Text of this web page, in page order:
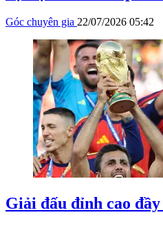
Góc chuyên gia 22/07/2026 05:42
Giải đấu đỉnh cao